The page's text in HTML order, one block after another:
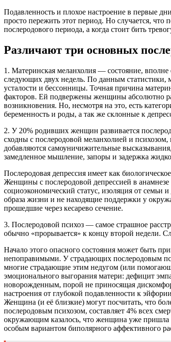
Подавленность и плохое настроение в первые
просто пережить этот период. Но случается,
послеродового периода, а когда стоит бить
Различают три основных
1. Материнская меланхолия — состояние,
следующих двух недель. По данным статистики,
усталости и бессонницы. Точная причина
факторов. Ей подвержены женщины абсолютно
возникновения. Но, несмотря на это, есть
беременность и роды, а так же склонные к
2. У 20% родивших женщин развивается
сходны с послеродовой меланхолией и
добавляются самоуничижительные
замедленное мышление, запоры и задержка
Послеродовая депрессия имеет как
Женщины с послеродовой депрессией в
социоэкономический статус, изоляция от
образа жизни и не находящие поддержки у
прошедшие через кесарево сечение.
3. Послеродовой психоз — самое страшное
обычно «прорывается» к концу второй недели.
Начало этого опасного состояния может быть
непоправимыми. У страдающих послеродовым
многие страдающие этим недугом (или
эмоционального выгорания матери: дефицит
новорожденным, порой не приносящая
настроения от глубокой подавленности к
Женщина (и её близкие) могут посчитать, что
послеродовым психозом, составляет 4% всех
окружающим казалось, что женщина уже пришла
особым вариантом биполярного аффективного